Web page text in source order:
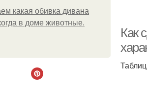
какая обивка дивана
в доме животные.
Как